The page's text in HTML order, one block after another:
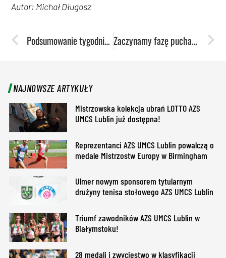
Autor: Michał Długosz
Podsumowanie tygodnia: Szczypiornistki wygrały z liderem Zaczynamy fazę pucharową OBLK! Akademickie derby w ćwierćfinale
NAJNOWSZE ARTYKUŁY
Mistrzowska kolekcja ubrań LOTTO AZS
UMCS Lublin już dostępna!
Reprezentanci AZS UMCS Lublin powalczą o
medale Mistrzostw Europy w Birmingham
Ulmer nowym sponsorem tytularnym
drużyny tenisa stołowego AZS UMCS Lublin
Triumf zawodników AZS UMCS Lublin w
Białymstoku!
28 medali i zwycięstwo w klasyfikacji